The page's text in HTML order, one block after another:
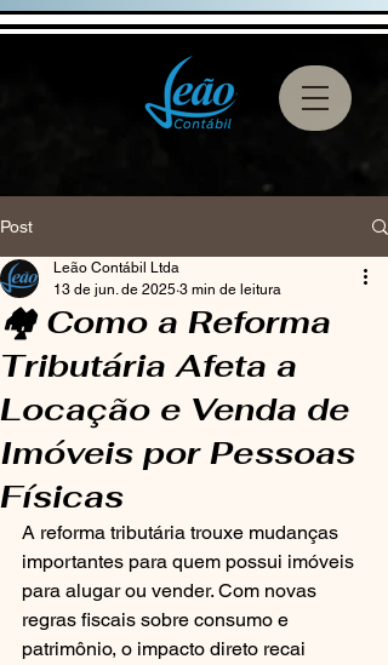
Post
🏘️ Como a Reforma
Tributária Afeta a
Locação e Venda de
Imóveis por Pessoas
Físicas
Leão Contábil Ltda
13 de jun. de 2025 3 min de leitura
A reforma tributária trouxe mudanças
importantes para quem possui imóveis
para alugar ou vender. Com novas
regras fiscais sobre consumo e
patrimônio, o impacto direto recai